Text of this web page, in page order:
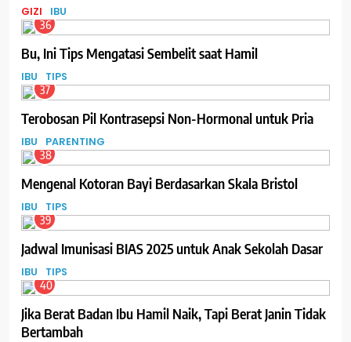
GIZI IBU
36
Bu, Ini Tips Mengatasi Sembelit saat Hamil
IBU TIPS
37
Terobosan Pil Kontrasepsi Non-Hormonal untuk Pria
IBU PARENTING
38
Mengenal Kotoran Bayi Berdasarkan Skala Bristol
IBU TIPS
39
Jadwal Imunisasi BIAS 2025 untuk Anak Sekolah Dasar
IBU TIPS
40
Jika Berat Badan Ibu Hamil Naik, Tapi Berat Janin Tidak
Bertambah